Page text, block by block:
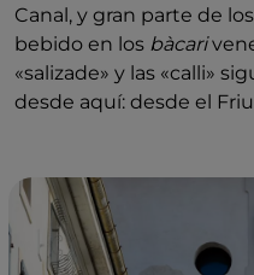
Canal, y gran parte de
bebido en los bàcari
«salizade» y las «calli»
desde aquí: desde el